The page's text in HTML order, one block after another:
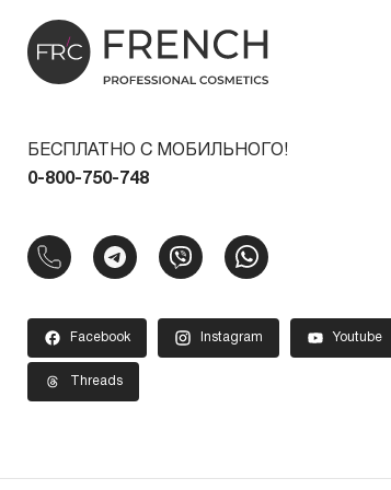
БЕСПЛАТНО С МОБИЛЬНОГО!
0-800-750-748
Facebook Instagram Youtube
Threads